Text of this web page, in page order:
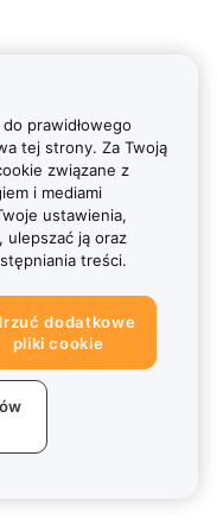
prawidłowego
tej strony. Za Twoją
związane z
i mediami
ustawienia,
ulepszać ją oraz
treści.
dodatkowe
pliki cookie